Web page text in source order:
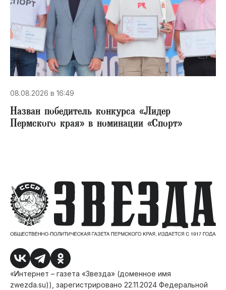
08.08.2026 в 16:49
Назван победитель конкурса «Лидер
Пермского края» в номинации «Спорт»
«Интернет – газета «Звезда» (доменное имя
zwezda.su)), зарегистрировано 22.11.2024 Федеральной